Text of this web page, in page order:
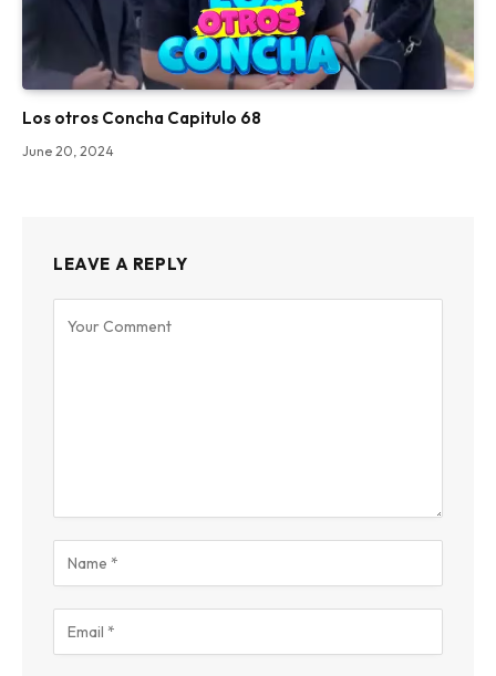
Los otros Concha Capitulo 68
June 20, 2024
LEAVE A REPLY